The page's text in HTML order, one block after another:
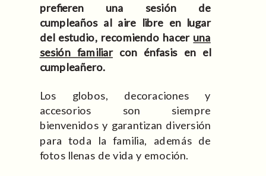
prefieren una sesión de
cumpleaños al aire libre en lugar
del estudio, recomiendo hacer una
sesión familiarcon énfasis en el
cumpleañero.
Los globos, decoraciones y
accesorios son siempre
bienvenidos y garantizan diversión
para toda la familia, además de
fotos llenas de vida y emoción.